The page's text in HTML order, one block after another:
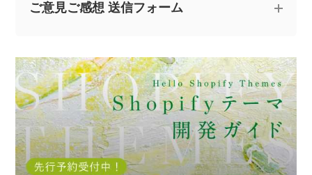
ご意見ご感想 送信フォーム
にお寄せください。
※なお、ご質問については回答できない場合と、当ブログ
の記事にて個人情報を伏せたうえで回答させていただく
場合がございます。あらかじめご了承ください。